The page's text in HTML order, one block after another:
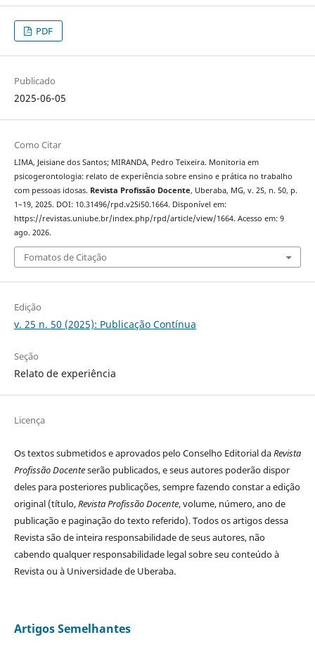
PDF
Publicado
2025-06-05
Como Citar
LIMA, Jeisiane dos Santos; MIRANDA, Pedro Teixeira. Monitoria em
psicogerontologia: relato de experiência sobre ensino e prática no trabalho
com pessoas idosas. Revista Profissão Docente, Uberaba, MG, v. 25, n. 50, p.
1–19, 2025. DOI: 10.31496/rpd.v25i50.1664. Disponível em:
https://revistas.uniube.br/index.php/rpd/article/view/1664. Acesso em: 9
ago. 2026.
Fomatos de Citação
Edição
v. 25 n. 50 (2025): Publicação Contínua
Seção
Relato de experiência
Licença
Os textos submetidos e aprovados pelo Conselho Editorial daRevista
Profissão Docenteserão publicados, e seus autores poderão dispor
deles para posteriores publicações, sempre fazendo constar a edição
original (título,Revista Profissão Docente, volume, número, ano de
publicação e paginação do texto referido). Todos os artigos dessa
Revista são de inteira responsabilidade de seus autores, não
cabendo qualquer responsabilidade legal sobre seu conteúdo à
Revista ou à Universidade de Uberaba.
Artigos Semelhantes